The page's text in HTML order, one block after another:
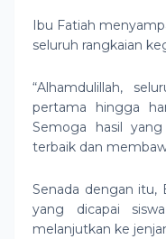
Ibu Fatiah
seluruh rangkaian
“Alhamdulillah,
pertama hingga
Semoga hasil
terbaik dan
Senada dengan itu,
yang dicapai
melanjutkan ke